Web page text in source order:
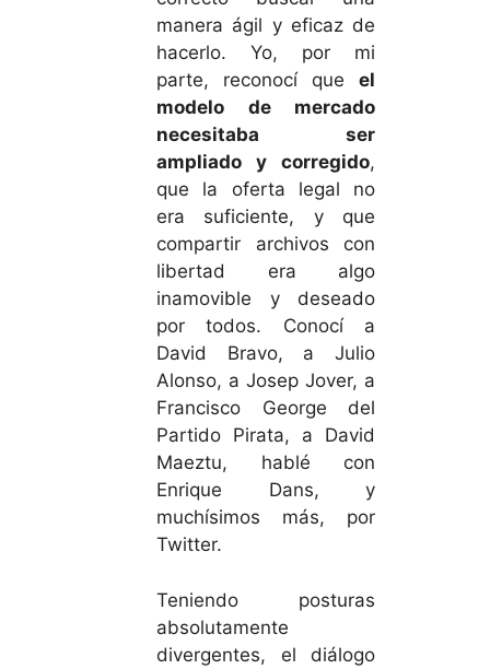
manera ágil y eficaz de
hacerlo. Yo, por mi
parte, reconocí queel
modelo de mercado
necesitaba ser
ampliado y corregido,
que la oferta legal no
era suficiente, y que
compartir archivos con
libertad era algo
inamovible y deseado
por todos. Conocí a
David Bravo, a Julio
Alonso, a Josep Jover, a
Francisco George del
Partido Pirata, a David
Maeztu, hablé con
Enrique Dans, y
muchísimos más, por
Twitter.
Teniendo posturas
absolutamente
divergentes, el diálogo